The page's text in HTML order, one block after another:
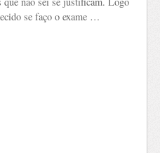
se faço o exame …